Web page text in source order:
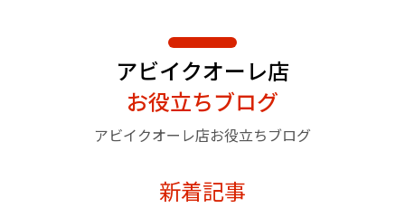
アビイクオーレ店
お役立ちブログ
アビイクオーレ店お役立ちブログ
新着記事